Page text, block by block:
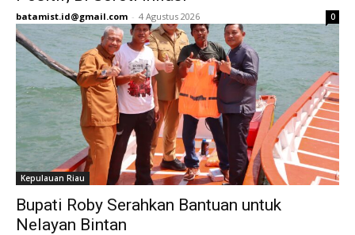
batamist.id@gmail.com - 4 Agustus 2026 0
Kepulauan Riau
Bupati Roby Serahkan Bantuan untuk
Nelayan Bintan